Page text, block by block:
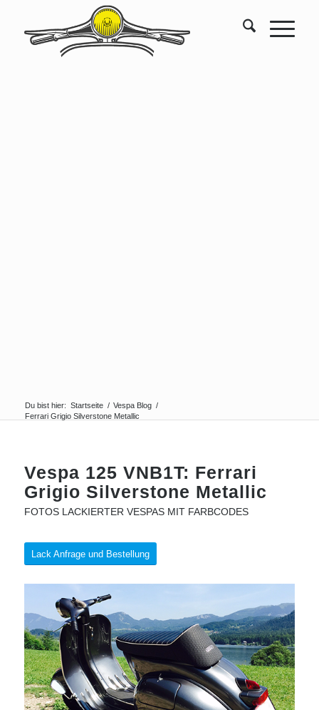
Du bist hier: Startseite / Vespa Blog /
Ferrari Grigio Silverstone Metallic
Vespa 125 VNB1T: Ferrari
Grigio Silverstone Metallic
FOTOS LACKIERTER VESPAS MIT FARBCODES
Lack Anfrage und Bestellung